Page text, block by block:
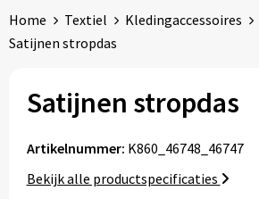
Home Textiel Kledingaccessoires
Satijnen stropdas
Satijnen stropdas
Artikelnummer: K860_46748_46747
Bekijk alle productspecificaties